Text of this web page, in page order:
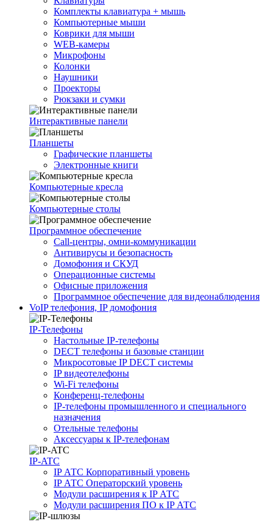
Комплекты клавиатура + мышь
Компьютерные мыши
Коврики для мыши
WEB-камеры
Микрофоны
Колонки
Наушники
Проекторы
Рюкзаки и сумки
Интерактивные панели
Планшеты
Графические планшеты
Электронные книги
Компьютерные кресла
Компьютерные столы
Программное обеспечение
Call-центры, омни-коммуникации
Антивирусы и безопасность
Домофония и СКУД
Операционные системы
Офисные приложения
Программное обеспечение для видеонаблюдения
VoIP телефония, IP домофония
IP-Телефоны
Настольные IP-телефоны
DECT телефоны и базовые станции
Микросотовые IP DECT системы
IP видеотелефоны
Wi-Fi телефоны
Конференц-телефоны
IP-телефоны промышленного и специального
назначения
Отельные телефоны
Аксессуары к IP-телефонам
IP-ATC
IP АТС Корпоративный уровень
IP АТС Операторский уровень
Модули расширения к IP АТС
Модули расширения ПО к IP АТС